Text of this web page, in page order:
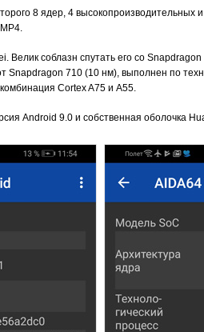
8 ядер, 4 высокопроизводительных
Велик соблазн спутать его со
Snapdragon 710 (10 нм), выполнен по
Cortex A75 и A55.
Android 9.0 и собственная оболочка